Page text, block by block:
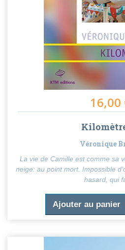
16,00
Véronique
La vie de Camille est comme sa
neige: au point mort. Impossible
hasard, qui
Ajouter au panier